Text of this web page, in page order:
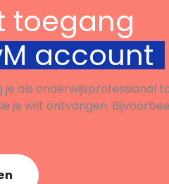
toegang
account
je als onderwijsprofessional
je wilt ontvangen.